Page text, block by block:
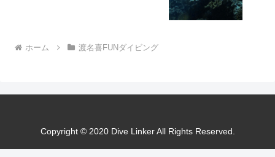
ホーム 渡名喜FUNダイビング
Copyright © 2020 Dive Linker All Rights Reserved.